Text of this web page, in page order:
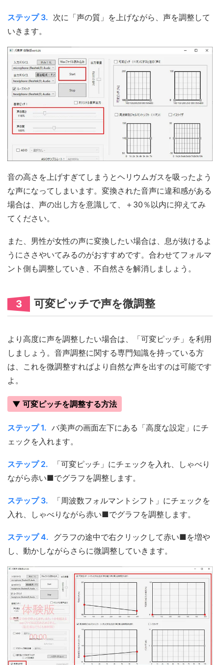
ステップ 3. 次に「声の質」を上げながら、声を調整して
いきます。
音の高さを上げすぎてしまうとヘリウムガスを吸ったよう
な声になってしまいます。変換された音声に違和感がある
場合は、声の出し方を意識して、＋30％以内に抑えてみ
てください。
また、男性が女性の声に変換したい場合は、息が抜けるよ
うにささやいてみるのがおすすめです。合わせてフォルマ
ント側も調整していき、不自然さを解消しましょう。
3 可変ピッチで声を微調整
より高度に声を調整したい場合は、「可変ピッチ」を利用
しましょう。音声調整に関する専門知識を持っている方
は、これを微調整すればより自然な声を出すのは可能です
よ。
▼ 可変ピッチを調整する方法
ステップ 1. バ美声の画面左下にある「高度な設定」にチ
ェックを入れます。
ステップ 2.
「可変ピッチ」にチェックを入れ、しゃべり
ながら赤い■でグラフを調整します。
ステップ 3.
「周波数フォルマントシフト」にチェックを
入れ、しゃべりながら赤い■でグラフを調整します。
ステップ 4. グラフの途中で右クリックして赤い■を増や
し、動かしながらさらに微調整していきます。